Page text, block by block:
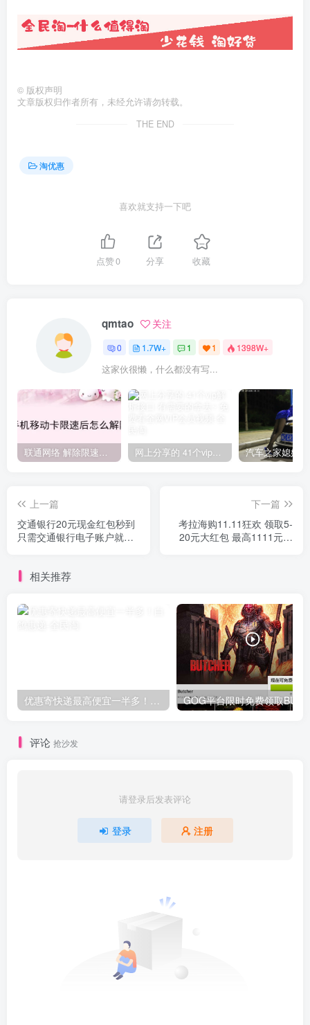
© 版权声明
文章版权归作者所有，未经允许请勿转载。
THE END
淘优惠
喜欢就支持一下吧
点赞0 分享 收藏
qmtao 关注
0 1.7W+ 1 1 1398W+
这家伙很懒，什么都没有写...
联通网络 解除限速方法参考！畅享、畅玩、老白干等及其它地区自测了 网上分享的 41个vip解析接口 有需要的拿去~ 免费看全网VIP会员视频
上一篇
交通银行20元现金红包秒到
只需交通银行电子账户就可
下一篇
考拉海购11.11狂欢 领取5-
20元大红包 最高1111元红
相关推荐
优惠寄快递最高便宜一半多！白鸽惠递
评论 抢沙发
请登录后发表评论
登录 注册